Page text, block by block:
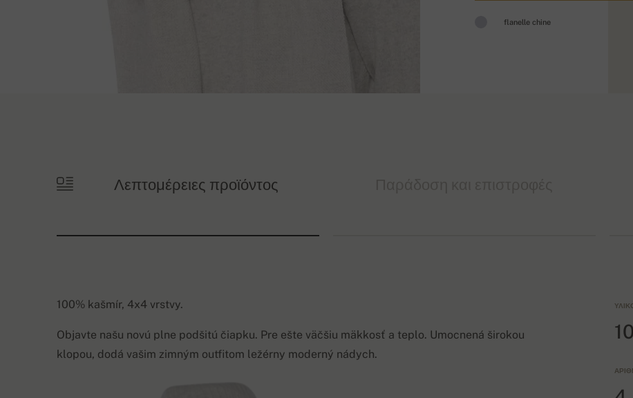
flanelle chine
Λεπτομέρειες προϊόντος
100% kašmír, 4x4 vrstvy.
Objavte našu novú plne podšitú čiapku. Pre ešte väčšiu mäkkosť a teplo. Umocnená širokou
klopou, dodá vašim zimným outfitom ležérny moderný nádych.